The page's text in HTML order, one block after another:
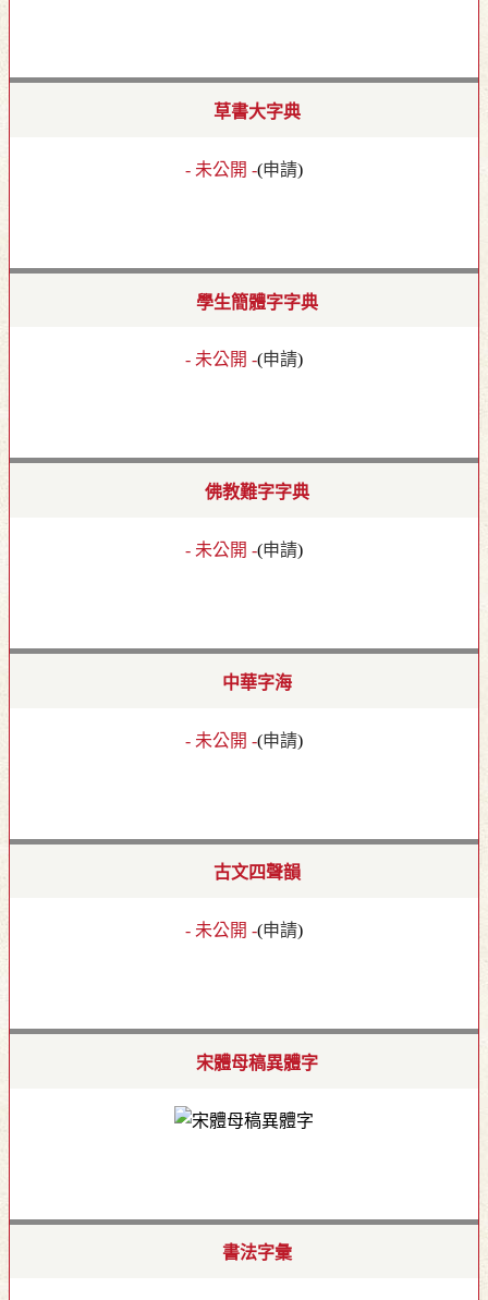
草書大字典
- 未公開 -(申請)
學生簡體字字典
- 未公開 -(申請)
佛教難字字典
- 未公開 -(申請)
中華字海
- 未公開 -(申請)
古文四聲韻
- 未公開 -(申請)
宋體母稿異體字
書法字彙